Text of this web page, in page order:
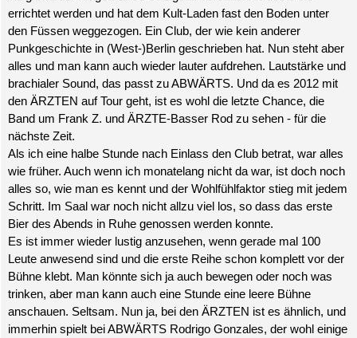
errichtet werden und hat dem Kult-Laden fast den Boden unter
den Füssen weggezogen. Ein Club, der wie kein anderer
Punkgeschichte in (West-)Berlin geschrieben hat. Nun steht aber
alles und man kann auch wieder lauter aufdrehen. Lautstärke und
brachialer Sound, das passt zu ABWÄRTS. Und da es 2012 mit
den ÄRZTEN auf Tour geht, ist es wohl die letzte Chance, die
Band um Frank Z. und ÄRZTE-Basser Rod zu sehen - für die
nächste Zeit.
Als ich eine halbe Stunde nach Einlass den Club betrat, war alles
wie früher. Auch wenn ich monatelang nicht da war, ist doch noch
alles so, wie man es kennt und der Wohlfühlfaktor stieg mit jedem
Schritt. Im Saal war noch nicht allzu viel los, so dass das erste
Bier des Abends in Ruhe genossen werden konnte.
Es ist immer wieder lustig anzusehen, wenn gerade mal 100
Leute anwesend sind und die erste Reihe schon komplett vor der
Bühne klebt. Man könnte sich ja auch bewegen oder noch was
trinken, aber man kann auch eine Stunde eine leere Bühne
anschauen. Seltsam. Nun ja, bei den ÄRZTEN ist es ähnlich, und
immerhin spielt bei ABWÄRTS Rodrigo Gonzales, der wohl einige